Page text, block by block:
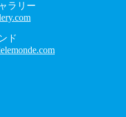
ラリー
ド